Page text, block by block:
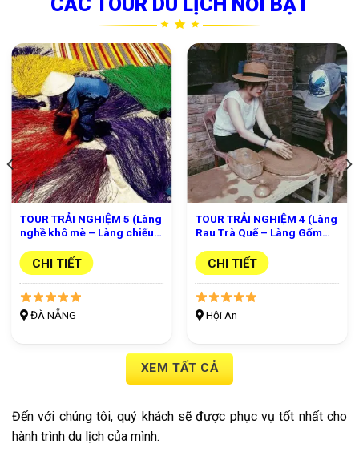
TOUR TRẢI NGHIỆM 5 (Làng
nghề khô mè – Làng chiếu
Làng nghề Non Nước –
Charming show)
CHI TIẾT
ĐÀ NẴNG
TOUR TRẢI NGHIỆM 4 (Làng
Rau Trà Quế – Làng Gốm
– Hội An – Show Kí Ức)Hội
An
CHI TIẾT
Hội An
XEM TẤT CẢ
Đến với chúng tôi, quý khách sẽ được phục vụ tốt nhất cho
hành trình du lịch của mình.